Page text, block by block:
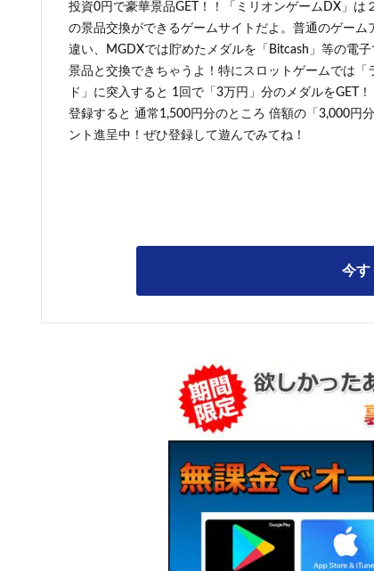
投資0円で豪華景品GET！！「ミリオンゲームDX」は
の景品交換ができるゲームサイトだよ。普通のゲーム
違い、MGDXでは貯めたメダルを「Bitcash」等の電
景品と交換できちゃうよ！特にスロットゲームでは「
ド」に突入すると 1回で「3万円」分のメダルをGET
登録すると 通常1,500円分のところ 倍額の「3,000円
ント進呈中！ぜひ登録して遊んでみてね！
今す